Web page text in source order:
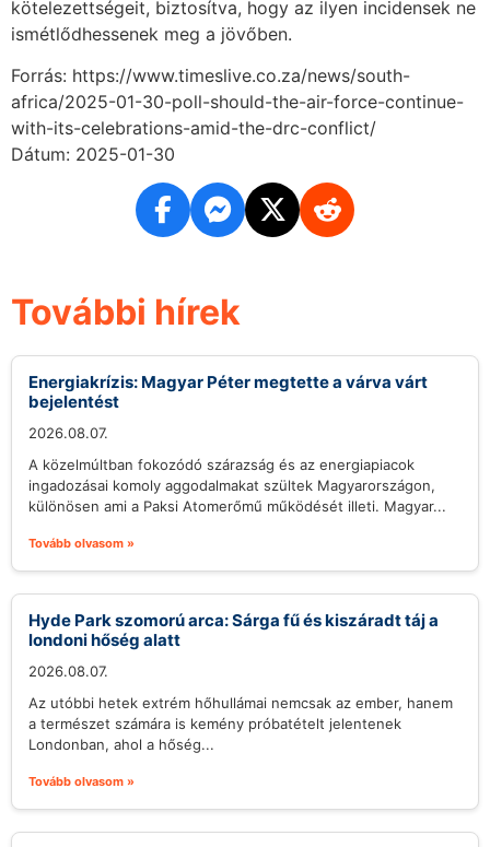
kötelezettségeit, biztosítva, hogy az ilyen incidensek ne
ismétlődhessenek meg a jövőben.
Forrás: https://www.timeslive.co.za/news/south-
africa/2025-01-30-poll-should-the-air-force-continue-
with-its-celebrations-amid-the-drc-conflict/
Dátum: 2025-01-30
További hírek
Energiakrízis: Magyar Péter megtette a várva várt
bejelentést
2026.08.07.
A közelmúltban fokozódó szárazság és az energiapiacok
ingadozásai komoly aggodalmakat szültek Magyarországon,
különösen ami a Paksi Atomerőmű működését illeti. Magyar...
Tovább olvasom »
Hyde Park szomorú arca: Sárga fű és kiszáradt táj a
londoni hőség alatt
2026.08.07.
Az utóbbi hetek extrém hőhullámai nemcsak az ember, hanem
a természet számára is kemény próbatételt jelentenek
Londonban, ahol a hőség...
Tovább olvasom »